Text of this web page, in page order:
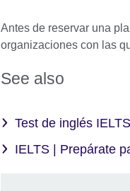
Antes de reservar una
organizaciones con las
See also
Test de inglés
IELTS | Prepárate